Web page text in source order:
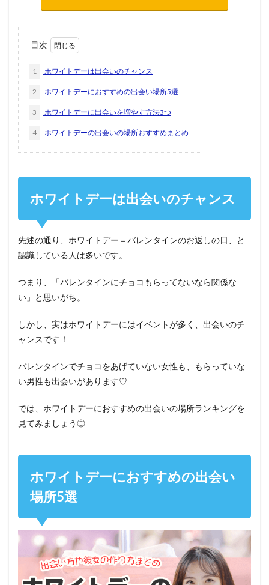
目次
1 ホワイトデーは出会いのチャンス
2 ホワイトデーにおすすめの出会い場所5選
3 ホワイトデーに出会いを増やす方法3つ
4 ホワイトデーの出会いの場所おすすめまとめ
ホワイトデーは出会いのチャンス
先述の通り、ホワイトデー＝バレンタインのお返しの日、と
認識している人は多いです。
つまり、「バレンタインにチョコもらってないなら関係な
い」と思いがち。
しかし、実はホワイトデーにはイベントが多く、出会いのチ
ャンスです！
バレンタインでチョコをあげていない女性も、もらっていな
い男性も出会いがあります♡
では、ホワイトデーにおすすめの出会いの場所ランキングを
見てみましょう◎
ホワイトデーにおすすめの出会い
場所5選